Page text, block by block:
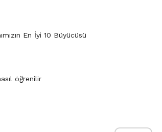
En İyi 10 Büyücüsü
öğrenilir